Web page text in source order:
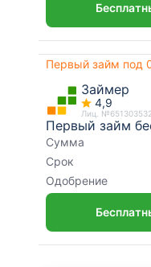
Первый займ под
Займер
4,9
Лиц.
Первый займ
Сумма
Срок
Одобрение